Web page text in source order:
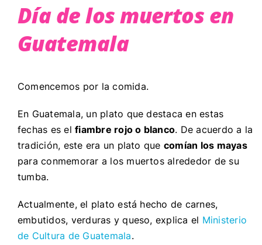
Día de los muertos en
Guatemala
Comencemos por la comida.
En Guatemala, un plato que destaca en estas
fechas es elfiambre rojo o blanco. De acuerdo a la
tradición, este era un plato que comían los mayas
para conmemorar a los muertos alrededor de su
tumba.
Actualmente, el plato está hecho de carnes,
embutidos, verduras y queso, explica el Ministerio
de Cultura de Guatemala.